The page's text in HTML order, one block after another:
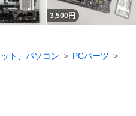
3,500円
ト、パソコン
PCパーツ